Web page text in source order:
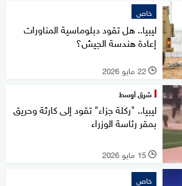
خاص
ليبيا.. هل تقود دبلوماسية المناورات
إعادة هندسة الجيش؟
l 22 مايو 2026
شرق أوسط
ليبيا.. "ركلة جزاء" تقود إلى كارثة وحريق
بمقر رئاسة الوزراء
l 15 مايو 2026
خاص